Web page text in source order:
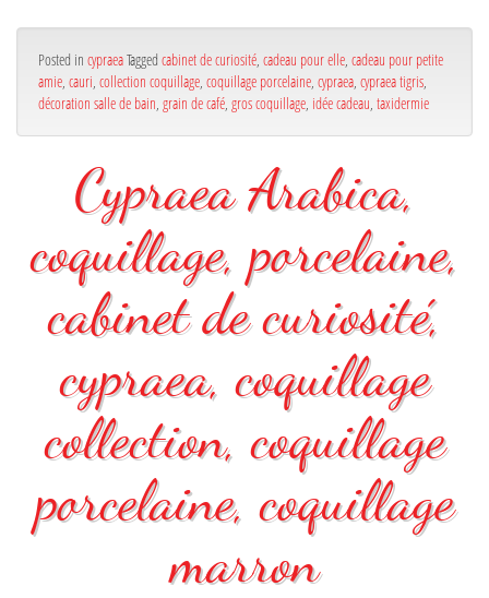
Posted in cypraeaTagged cabinet de curiosité cadeau pour elle cadeau pour petite
amie cauri collection coquillage coquillage porcelaine cypraea cypraea tigris
décoration salle de bain grain de café gros coquillage idée cadeau taxidermie
Cypraea Arabica,
coquillage, porcelaine,
cabinet de curiosité,
cypraea, coquillage
collection, coquillage
porcelaine, coquillage
marron